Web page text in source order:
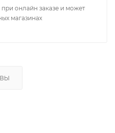
онлайн заказе и может
магазинах